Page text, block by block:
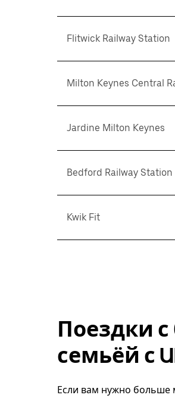
Flitwick Railway Station
Milton Keynes Central
Jardine Milton Keynes
Bedford Railway Station
Kwik Fit
Поездки
семьёй с
Если вам нужно больше